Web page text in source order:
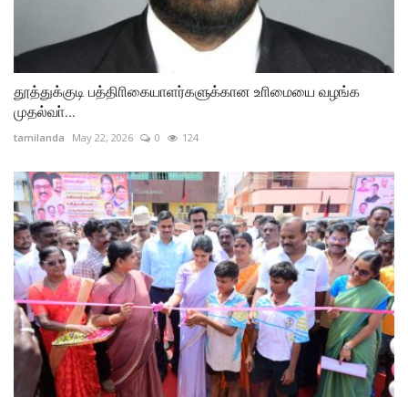
தூத்துக்குடி பத்திாிகையாளர்களுக்கான உாிமையை வழங்க
முதல்வா்...
tamilanda May 22, 2026 0 124